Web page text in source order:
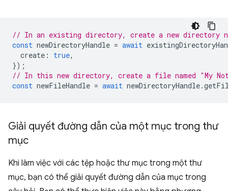
// In an existing directory, create a new directory
const newDirectoryHandle = await
create : true,
});
// In this new directory, create a file named "My
const newFileHandle = await newDirectoryHandle.
Giải quyết đường dẫn của một mục trong thư
mục
Khi làm việc với các tệp hoặc thư mục trong một thư
mục, bạn có thể giải quyết đường dẫn của mục trong